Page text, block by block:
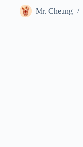
Mr. Cheung